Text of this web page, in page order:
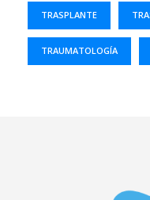
TRASPLANTE
TRAUMATOLOGÍA